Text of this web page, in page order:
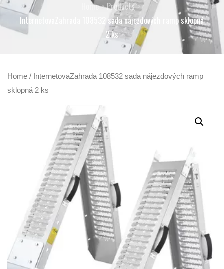
Home
Products
InternetovaZahrada 108532 sada nájezdových ramp sklopná
2 ks
Home / InternetovaZahrada 108532 sada nájezdových ramp
sklopná 2 ks